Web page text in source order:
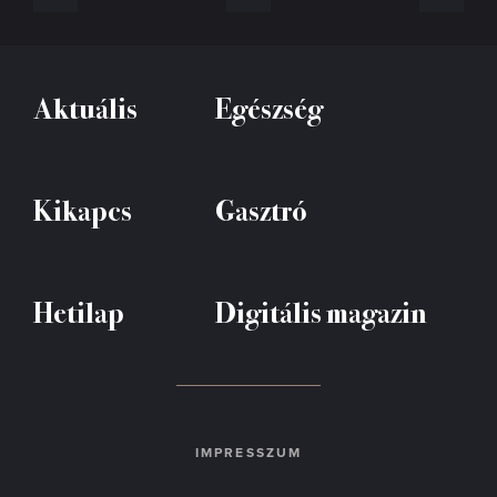
Aktuális Egészség
Kikapcs Gasztró
Hetilap Digitális magazin
IMPRESSZUM